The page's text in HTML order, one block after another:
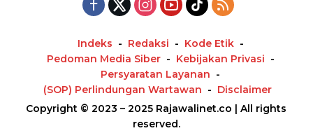
Indeks Redaksi
Kode Etik
Pedoman Media Siber
Kebijakan Privasi
Persyaratan Layanan
(SOP) Perlindungan Wartawan
Disclaimer
Copyright © 2023 – 2025 Rajawalinet.co | All rights
reserved.